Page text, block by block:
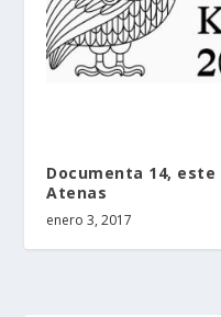
Documenta 14,
Atenas
enero 3, 2017